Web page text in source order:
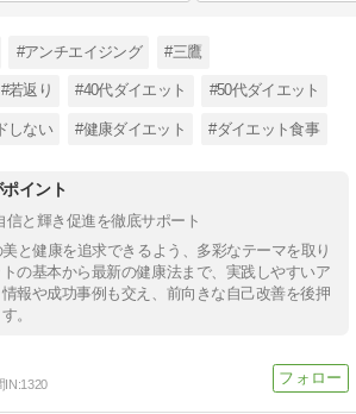
#アンチエイジング #三鷹
#若返り #40代ダイエット #50代ダイエット
しない #健康ダイエット #ダイエット食事
イント
信と輝き促進を徹底サポート
と健康を追求できるよう、多彩なテーマを取り
トの基本から最新の健康法まで、実践しやすいア
報や成功事例も交え、前向きな自己改善を後押
。
IN:1320